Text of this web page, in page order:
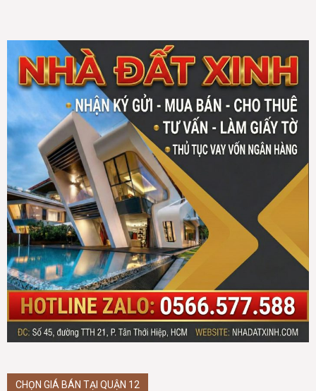
CHỌN GIÁ BÁN TẠI QUẬN 12